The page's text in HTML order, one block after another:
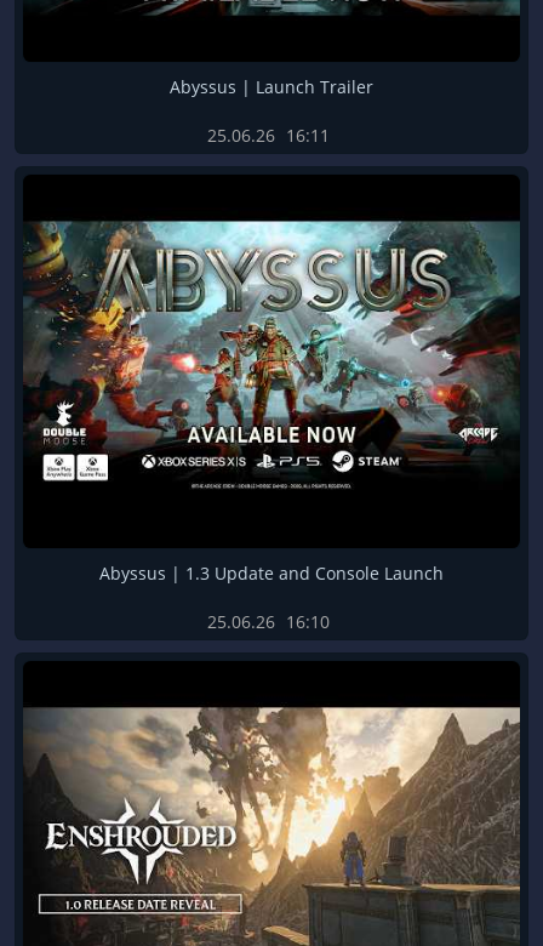
Abyssus | Launch Trailer
25.06.26 16:11
Abyssus | 1.3 Update and Console Launch
25.06.26 16:10